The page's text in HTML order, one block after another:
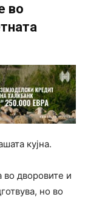
во
кујна.
во дворовите и
но во